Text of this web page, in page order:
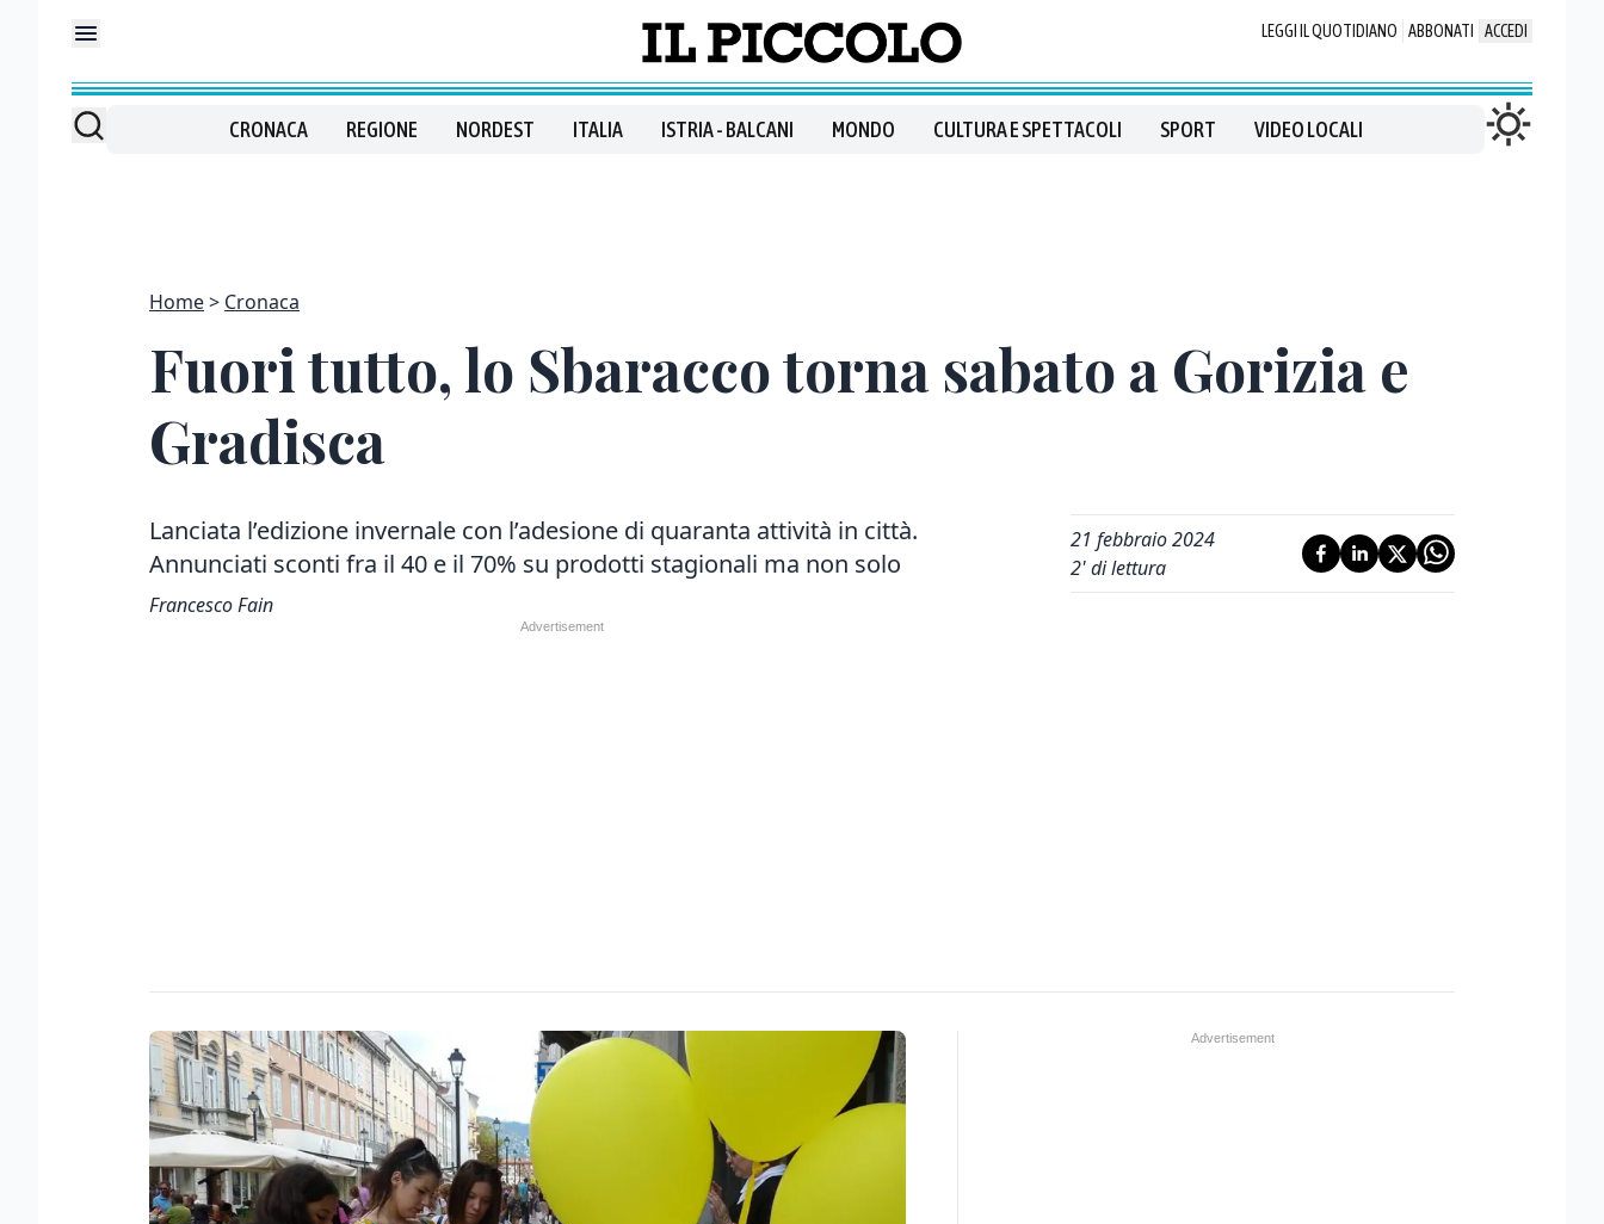
LEGGI IL QUOTIDIANO ABBONATI ACCEDI
CRONACA REGIONE NORDEST ITALIA ISTRIA - BALCANI MONDO CULTURA E SPETTACOLI SPORT VIDEO LOCALI
Home Cronaca
Fuori tutto, lo Sbaracco torna sabato a Gorizia e
Gradisca
Lanciata l’edizione invernale con l’adesione di quaranta attività in città.
Annunciati sconti fra il 40 e il 70% su prodotti stagionali ma non solo
Francesco Fain
21 febbraio 2024
2' di lettura